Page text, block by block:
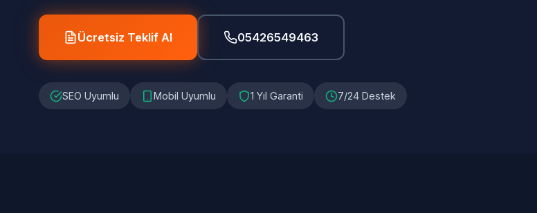
Ücretsiz Teklif Al 05426549463
SEO Uyumlu Mobil Uyumlu 1 Yıl Garanti 7/24 Destek